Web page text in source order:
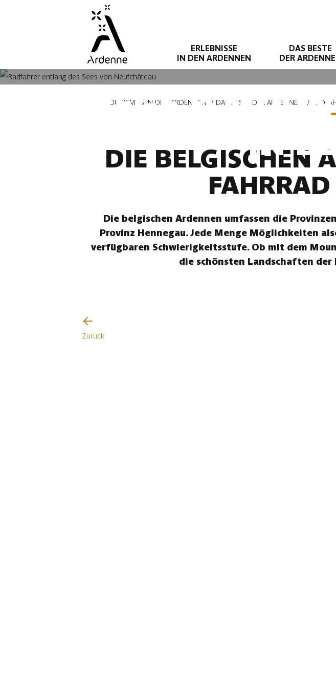
ERLEBNISSE
IN DEN ARDENNEN
DAS BESTE
DER
RADWEGE &
IN
TOURISMUS IN DEN ARDENNEN DAS BESTE DER ARDENNEN
DIE BELGISCHEN
Die belgischen Ardennen umfassen die
Provinz Hennegau. Jede Menge Möglichkeiten
verfügbaren Schwierigkeitsstufe. Ob mit dem
die schönsten Landschaften
Zurück